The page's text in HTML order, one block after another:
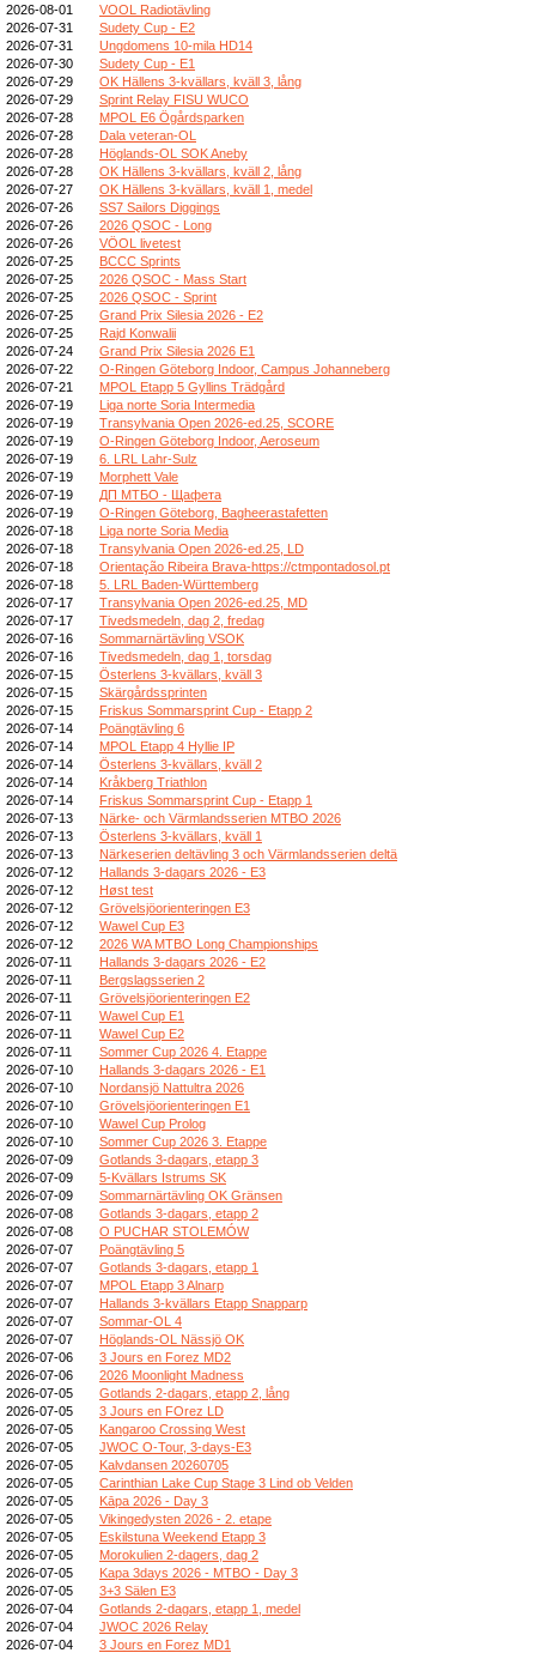
2026-08-01
VOOL Radiotävling
2026-07-31
Sudety Cup - E2
2026-07-31
Ungdomens 10-mila HD14
2026-07-30
Sudety Cup - E1
2026-07-29
OK Hällens 3-kvällars, kväll 3, lång
2026-07-29
Sprint Relay FISU WUCO
2026-07-28
MPOL E6 Ögårdsparken
2026-07-28
Dala veteran-OL
2026-07-28
Höglands-OL SOK Aneby
2026-07-28
OK Hällens 3-kvällars, kväll 2, lång
2026-07-27
OK Hällens 3-kvällars, kväll 1, medel
2026-07-26
SS7 Sailors Diggings
2026-07-26
2026 QSOC - Long
2026-07-26
VÖOL livetest
2026-07-25
BCCC Sprints
2026-07-25
2026 QSOC - Mass Start
2026-07-25
2026 QSOC - Sprint
2026-07-25
Grand Prix Silesia 2026 - E2
2026-07-25
Rajd Konwalii
2026-07-24
Grand Prix Silesia 2026 E1
2026-07-22
O-Ringen Göteborg Indoor, Campus Johanneberg
2026-07-21
MPOL Etapp 5 Gyllins Trädgård
2026-07-19
Liga norte Soria Intermedia
2026-07-19
Transylvania Open 2026-ed.25, SCORE
2026-07-19
O-Ringen Göteborg Indoor, Aeroseum
2026-07-19
6. LRL Lahr-Sulz
2026-07-19
Morphett Vale
2026-07-19
ДП МТБО - Щафета
2026-07-19
O-Ringen Göteborg, Bagheerastafetten
2026-07-18
Liga norte Soria Media
2026-07-18
Transylvania Open 2026-ed.25, LD
2026-07-18
Orientação Ribeira Brava-https://ctmpontadosol.pt
2026-07-18
5. LRL Baden-Württemberg
2026-07-17
Transylvania Open 2026-ed.25, MD
2026-07-17
Tivedsmedeln, dag 2, fredag
2026-07-16
Sommarnärtävling VSOK
2026-07-16
Tivedsmedeln, dag 1, torsdag
2026-07-15
Österlens 3-kvällars, kväll 3
2026-07-15
Skärgårdssprinten
2026-07-15
Friskus Sommarsprint Cup - Etapp 2
2026-07-14
Poängtävling 6
2026-07-14
MPOL Etapp 4 Hyllie IP
2026-07-14
Österlens 3-kvällars, kväll 2
2026-07-14
Kråkberg Triathlon
2026-07-14
Friskus Sommarsprint Cup - Etapp 1
2026-07-13
Närke- och Värmlandsserien MTBO 2026
2026-07-13
Österlens 3-kvällars, kväll 1
2026-07-13
Närkeserien deltävling 3 och Värmlandsserien deltä
2026-07-12
Hallands 3-dagars 2026 - E3
2026-07-12
Høst test
2026-07-12
Grövelsjöorienteringen E3
2026-07-12
Wawel Cup E3
2026-07-12
2026 WA MTBO Long Championships
2026-07-11
Hallands 3-dagars 2026 - E2
2026-07-11
Bergslagsserien 2
2026-07-11
Grövelsjöorienteringen E2
2026-07-11
Wawel Cup E1
2026-07-11
Wawel Cup E2
2026-07-11
Sommer Cup 2026 4. Etappe
2026-07-10
Hallands 3-dagars 2026 - E1
2026-07-10
Nordansjö Nattultra 2026
2026-07-10
Grövelsjöorienteringen E1
2026-07-10
Wawel Cup Prolog
2026-07-10
Sommer Cup 2026 3. Etappe
2026-07-09
Gotlands 3-dagars, etapp 3
2026-07-09
5-Kvällars Istrums SK
2026-07-09
Sommarnärtävling OK Gränsen
2026-07-08
Gotlands 3-dagars, etapp 2
2026-07-08
O PUCHAR STOLEMÓW
2026-07-07
Poängtävling 5
2026-07-07
Gotlands 3-dagars, etapp 1
2026-07-07
MPOL Etapp 3 Alnarp
2026-07-07
Hallands 3-kvällars Etapp Snapparp
2026-07-07
Sommar-OL 4
2026-07-07
Höglands-OL Nässjö OK
2026-07-06
3 Jours en Forez MD2
2026-07-06
2026 Moonlight Madness
2026-07-05
Gotlands 2-dagars, etapp 2, lång
2026-07-05
3 Jours en FOrez LD
2026-07-05
Kangaroo Crossing West
2026-07-05
JWOC O-Tour, 3-days-E3
2026-07-05
Kalvdansen 20260705
2026-07-05
Carinthian Lake Cup Stage 3 Lind ob Velden
2026-07-05
Kāpa 2026 - Day 3
2026-07-05
Vikingedysten 2026 - 2. etape
2026-07-05
Eskilstuna Weekend Etapp 3
2026-07-05
Morokulien 2-dagers, dag 2
2026-07-05
Kapa 3days 2026 - MTBO - Day 3
2026-07-05
3+3 Sälen E3
2026-07-04
Gotlands 2-dagars, etapp 1, medel
2026-07-04
JWOC 2026 Relay
2026-07-04
3 Jours en Forez MD1